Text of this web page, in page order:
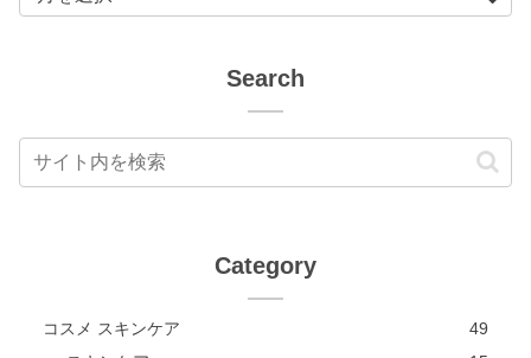
Search
Category
コスメ スキンケア
49